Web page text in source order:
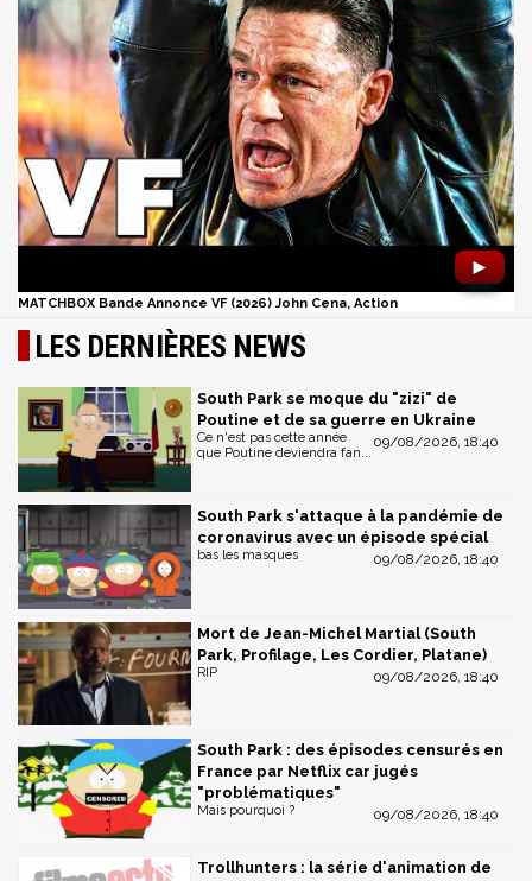
►
MATCHBOX Bande Annonce VF (2026) John Cena, Action
LES DERNIÈRES NEWS
South Park se moque du "zizi" de
Poutine et de sa guerre en Ukraine
09/08/2026, 18:40
Ce n'est pas cette année
que Poutine deviendra fan...
South Park s'attaque à la pandémie de
coronavirus avec un épisode spécial
09/08/2026, 18:40
bas les masques
Mort de Jean-Michel Martial (South
Park, Profilage, Les Cordier, Platane)
09/08/2026, 18:40
RIP
South Park : des épisodes censurés en
France par Netflix car jugés
"problématiques"
09/08/2026, 18:40
Mais pourquoi ?
Trollhunters : la série d'animation de